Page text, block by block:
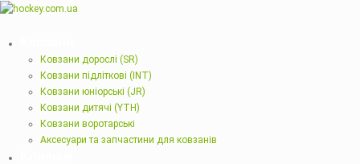
Ковзани дорослі (SR)
Ковзани підліткові (INT)
Ковзани юніорські (JR)
Ковзани дитячі (YTH)
Ковзани воротарські
Аксесуари та запчастини для ковзанів